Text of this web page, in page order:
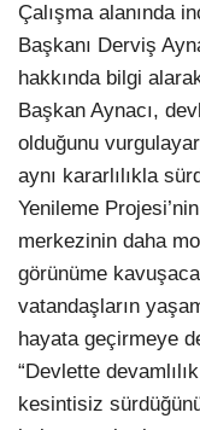
Çalışma alanında
Başkanı Derviş
hakkında bilgi
Başkan Aynacı,
olduğunu
aynı kararlılıkla
Yenileme
merkezinin daha
görünüme
vatandaşların
hayata geçirmeye
“Devlette
kesintisiz